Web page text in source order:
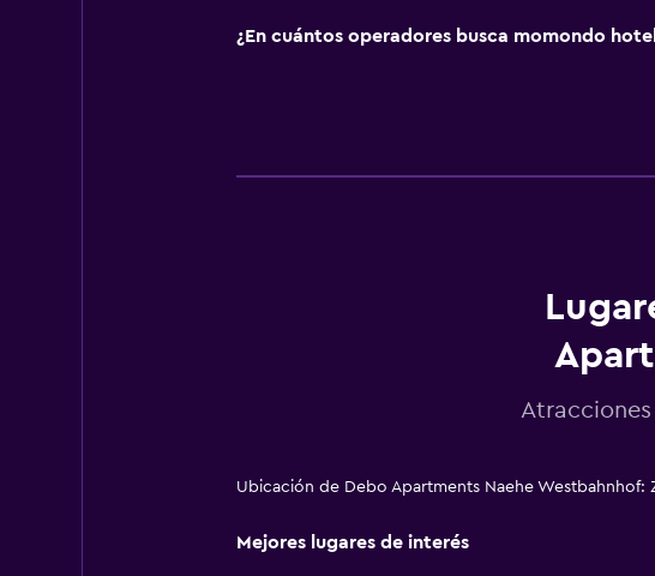
¿En cuántos operadores busca momondo
Ubicación de Debo Apartments Naehe Westbahnhof:
Mejores lugares de interés